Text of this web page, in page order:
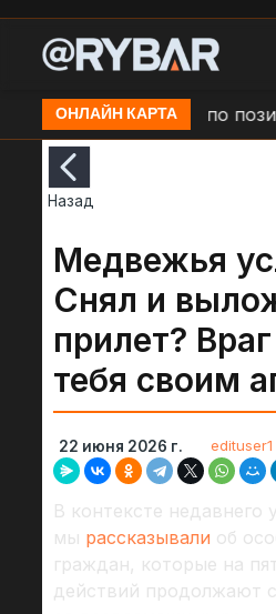
ОНЛАЙН КАРТА
БЛА "Молния" по
Назад
Медвежья
Снял и
прилет?
тебя своим
22 июня 2026 г. edituser1
В контексте недавнего
мы рассказывали об
граждан, которые на
действий продолжают